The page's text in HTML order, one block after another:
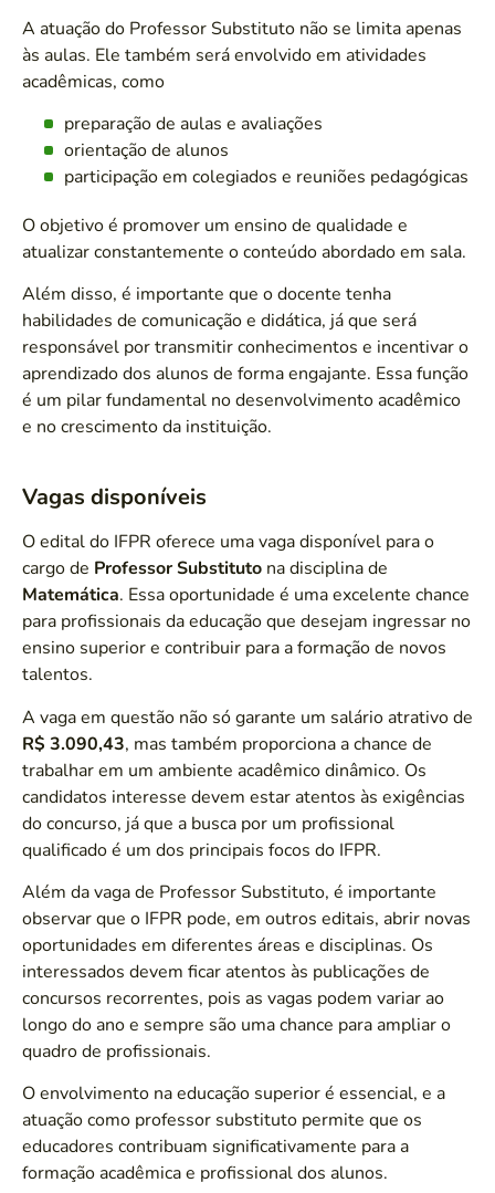
A atuação do Professor Substituto não se limita apenas
às aulas. Ele também será envolvido em atividades
acadêmicas, como
preparação de aulas e avaliações
orientação de alunos
participação em colegiados e reuniões pedagógicas
O objetivo é promover um ensino de qualidade e
atualizar constantemente o conteúdo abordado em sala.
Além disso, é importante que o docente tenha
habilidades de comunicação e didática, já que será
responsável por transmitir conhecimentos e incentivar o
aprendizado dos alunos de forma engajante. Essa função
é um pilar fundamental no desenvolvimento acadêmico
e no crescimento da instituição.
Vagas disponíveis
O edital do IFPR oferece uma vaga disponível para o
cargo de Professor Substituto na disciplina de
Matemática. Essa oportunidade é uma excelente chance
para profissionais da educação que desejam ingressar no
ensino superior e contribuir para a formação de novos
talentos.
A vaga em questão não só garante um salário atrativo de
R$ 3.090,43, mas também proporciona a chance de
trabalhar em um ambiente acadêmico dinâmico. Os
candidatos interesse devem estar atentos às exigências
do concurso, já que a busca por um profissional
qualificado é um dos principais focos do IFPR.
Além da vaga de Professor Substituto, é importante
observar que o IFPR pode, em outros editais, abrir novas
oportunidades em diferentes áreas e disciplinas. Os
interessados devem ficar atentos às publicações de
concursos recorrentes, pois as vagas podem variar ao
longo do ano e sempre são uma chance para ampliar o
quadro de profissionais.
O envolvimento na educação superior é essencial, e a
atuação como professor substituto permite que os
educadores contribuam significativamente para a
formação acadêmica e profissional dos alunos.